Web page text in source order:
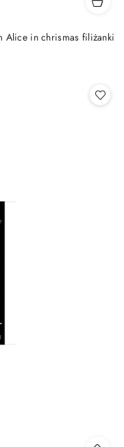
Alice in chrismas filiżanki